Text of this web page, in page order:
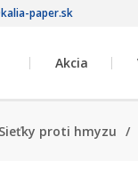
paper.sk
Akcia
Sieťky proti hmyzu /